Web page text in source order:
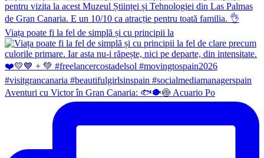
Viața poate fi la fel de simplă și cu principii la
Aventuri cu Victor în Gran Canaria: 🐟🐡🍥 Acuario Po